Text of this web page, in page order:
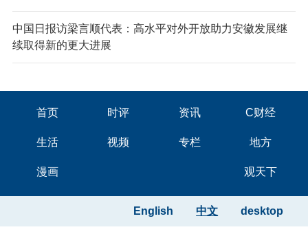
中国日报访梁言顺代表：高水平对外开放助力安徽发展继
续取得新的更大进展
首页 时评 资讯 C财经
生活 视频 专栏 地方
漫画 观天下
desktop
中文
English